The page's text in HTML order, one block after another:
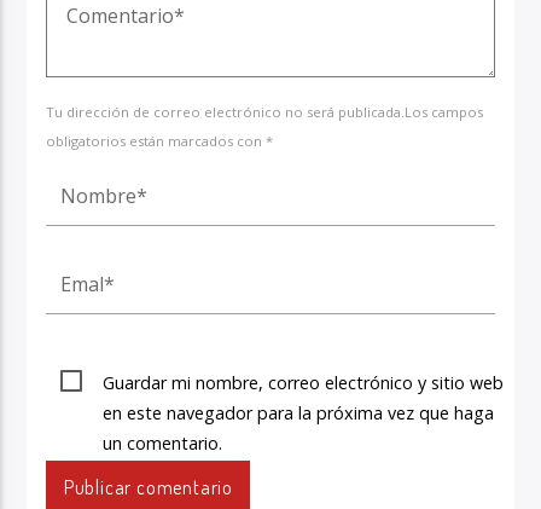
Tu dirección de correo electrónico no será publicada.Los campos
obligatorios están marcados con *
Guardar mi nombre, correo electrónico y sitio web
en este navegador para la próxima vez que haga
un comentario.